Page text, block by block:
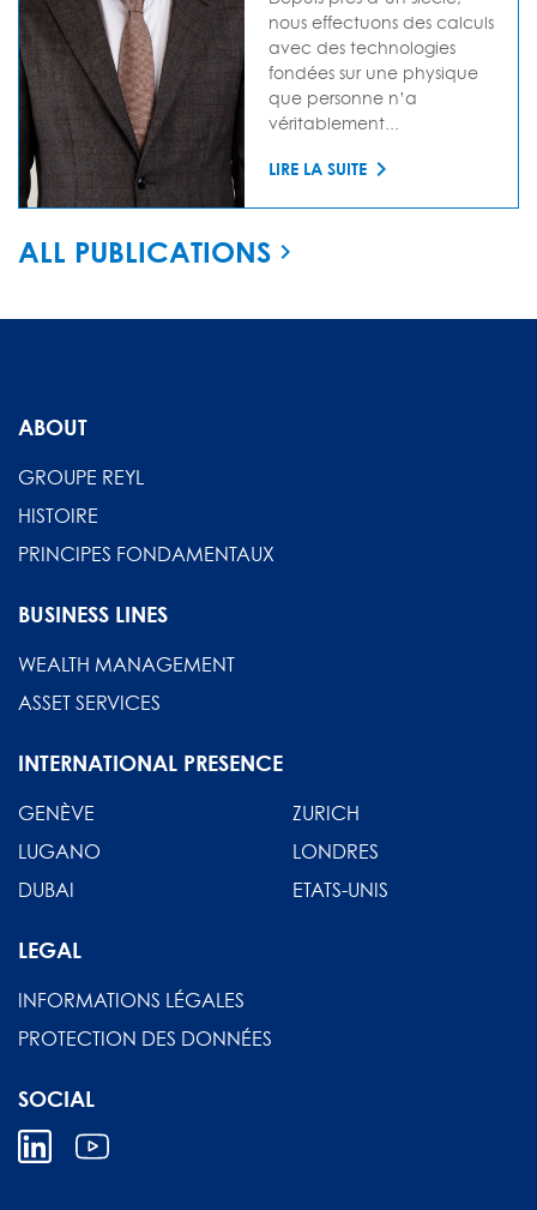
nous effectuons des calculs
avec des technologies
fondées sur une physique
que personne n’a
véritablement...
LIRE LA SUITE
ALL PUBLICATIONS
ABOUT
GROUPE REYL
HISTOIRE
PRINCIPES FONDAMENTAUX
BUSINESS LINES
WEALTH MANAGEMENT
ASSET SERVICES
INTERNATIONAL PRESENCE
GENÈVE
ZURICH
LUGANO
LONDRES
DUBAI
ETATS-UNIS
LEGAL
INFORMATIONS LÉGALES
PROTECTION DES DONNÉES
SOCIAL